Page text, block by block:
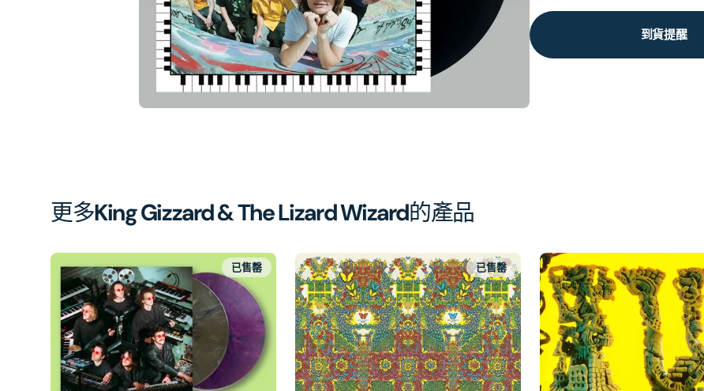
到貨提醒
簿
中
開
啟
第
1
更多King Gizzard & The Lizard Wizard的產品
已售罄 已售罄